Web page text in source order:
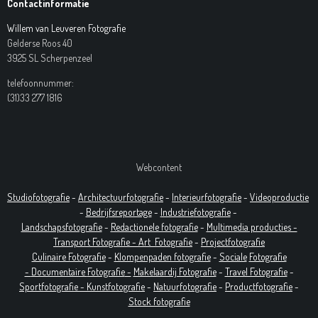
Contactinformatie
Willem van Leuveren Fotografie
Gelderse Roos 40
3925 SL Scherpenzeel
telefoonnummer:
(31)33 277 1816
Webcontent
Studiofotografie- Architectuurfotografie- Interieurfotografie- Videoproductie
- Bedrijfsreportage- Industriefotografie-
Landschapsfotografie- Redactionele fotografie- Multimedia producties -
Transport Fotografie - Art Fotografie- Projectfotografie
Culinaire Fotografie- Klompenpaden fotografie- Sociale Fotografie
- Documentaire Fotografie- Makelaardij Fotografie- Travel Fotografie-
Sportfotografie - Kunstfotografie- Natuurfotografie- Productfotografie-
Stock fotografie